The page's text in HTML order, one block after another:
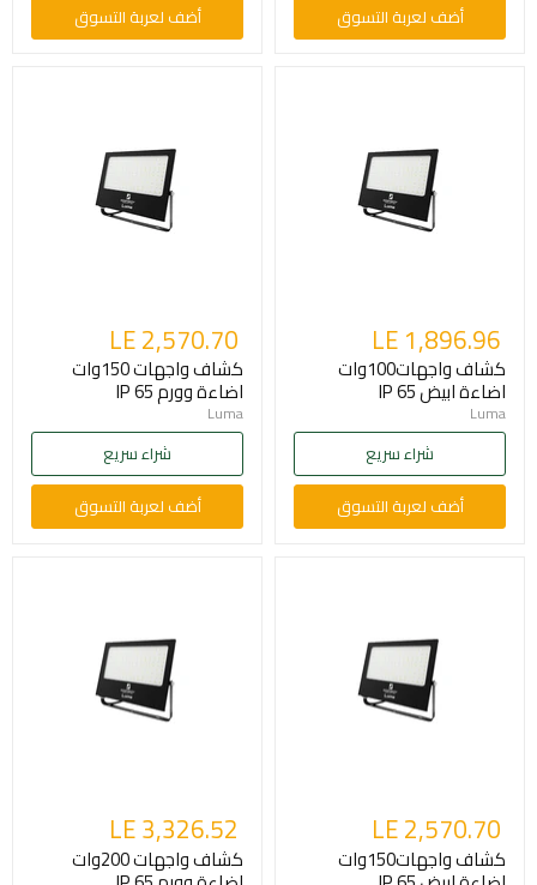
أضف لعربة التسوق
أضف لعربة التسوق
LE 1,896.96
كشاف واجهات100وات
اضاءة ابيض IP 65
Luma
شراء سريع
أضف لعربة التسوق
LE 2,570.70
كشاف واجهات 150وات
اضاءة وورم IP 65
Luma
شراء سريع
أضف لعربة التسوق
LE 2,570.70
كشاف واجهات150وات
LE 3,326.52
كشاف واجهات 200وات